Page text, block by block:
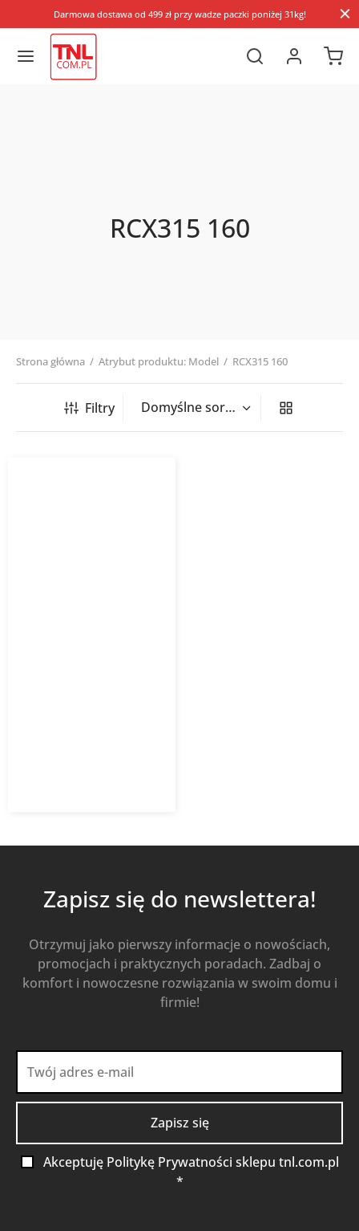
Darmowa dostawa od 499 zł przy wadze paczki poniżej 31kg!
RCX315 160
Strona główna / Atrybut produktu: Model / RCX315 160
Filtry
Zapisz się do newslettera!
Otrzymuj jako pierwszy informacje o nowościach,
promocjach i praktycznych poradach. Zadbaj o
komfort i nowoczesne rozwiązania w swoim domu i
firmie!
Akceptuję Politykę Prywatności sklepu tnl.com.pl
*